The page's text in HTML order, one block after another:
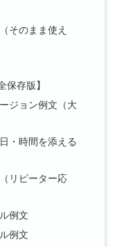
そのまま使え
存版】
ジョン例文（大
・時間を添える
リピーター応
例文
例文